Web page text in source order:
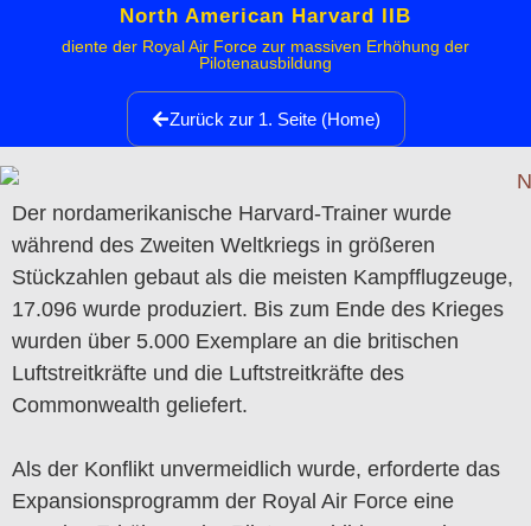
North American Harvard IIB
diente der Royal Air Force zur massiven Erhöhung der
Pilotenausbildung
Zurück zur 1. Seite (Home)
Der nordamerikanische Harvard-Trainer wurde
während des Zweiten Weltkriegs in größeren
Stückzahlen gebaut als die meisten Kampfflugzeuge,
17.096 wurde produziert. Bis zum Ende des Krieges
wurden über 5.000 Exemplare an die britischen
Luftstreitkräfte und die Luftstreitkräfte des
Commonwealth geliefert.
Als der Konflikt unvermeidlich wurde, erforderte das
Expansionsprogramm der Royal Air Force eine